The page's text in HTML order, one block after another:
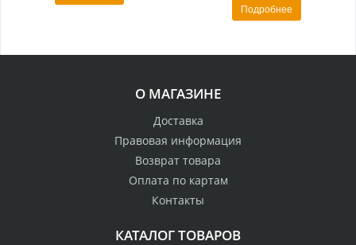
Подробнее
О МАГАЗИНЕ
Доставка
Правовая информация
Возврат товара
Оплата по картам
Контакты
КАТАЛОГ ТОВАРОВ